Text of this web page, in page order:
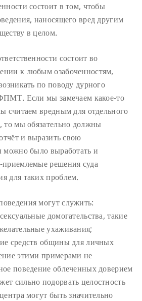
состоит в том, чтобы
наносящего вред другим
в целом.
состоит во
к любым озабоченностям,
по поводу дурного
Если мы замечаем какое-то
считаем вредным для отдельного
то мы обязательно должны
и выразить свою
можно было выработать и
приемлемые решения суда
для таких проблем.
могут служить:
домогательства, такие
ухаживания;
средств общины для личных
этими примерами не
поведение облеченных доверием
сильно подорвать целостность
могут быть значительно